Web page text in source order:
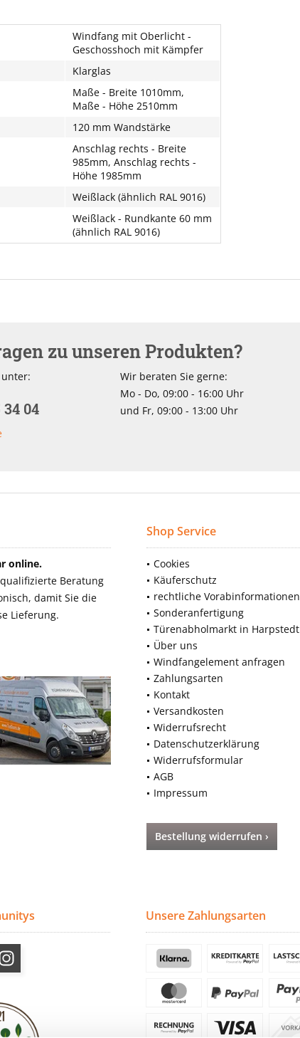
Windfang mit Oberlicht -
Geschosshoch mit Kämpfer
Klarglas
Maße - Breite 1010mm,
Maße - Höhe 2510mm
120 mm Wandstärke
Anschlag rechts - Breite
985mm, Anschlag rechts -
Höhe 1985mm
Weißlack (ähnlich RAL 9016)
Weißlack - Rundkante 60 mm
(ähnlich RAL 9016)
zu unseren Produkten?
34 04
Wir beraten Sie gerne:
Mo - Do, 09:00 - 16:00 Uhr
und Fr, 09:00 - 13:00 Uhr
online.
Beratung
damit Sie die
Lieferung.
Shop Service
Cookies
Käuferschutz
rechtliche Vorabinformationen
Sonderanfertigung
Türenabholmarkt in Harpstedt
Über uns
Windfangelement anfragen
Zahlungsarten
Kontakt
Versandkosten
Widerrufsrecht
Datenschutzerklärung
Widerrufsformular
AGB
Impressum
Bestellung widerrufen ›
Unsere Zahlungsarten